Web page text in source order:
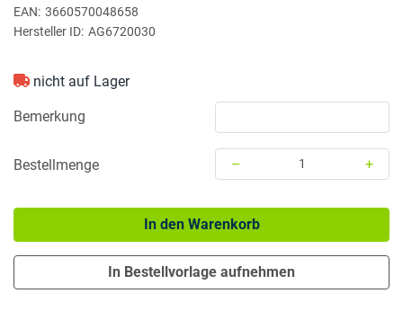
EAN: 3660570048658
Hersteller ID: AG6720030
nicht auf Lager
Bemerkung
Bestellmenge –
+
In den Warenkorb
In Bestellvorlage aufnehmen